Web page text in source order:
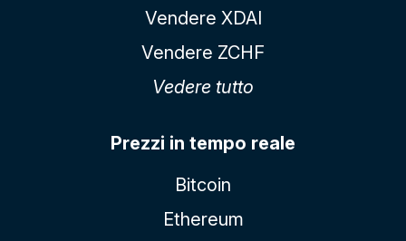
Vendere XDAI
Vendere ZCHF
Vedere tutto
Prezzi in tempo reale
Bitcoin
Ethereum